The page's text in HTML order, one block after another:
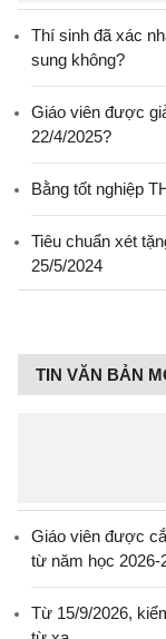
Thí sinh đã xác
sung không?
Giáo viên được
22/4/2025?
Bằng tốt nghiệp
Tiêu chuẩn xét
25/5/2024
TIN VĂN BẢN
Giáo viên được
từ năm học 2026-
Từ 15/9/2026,